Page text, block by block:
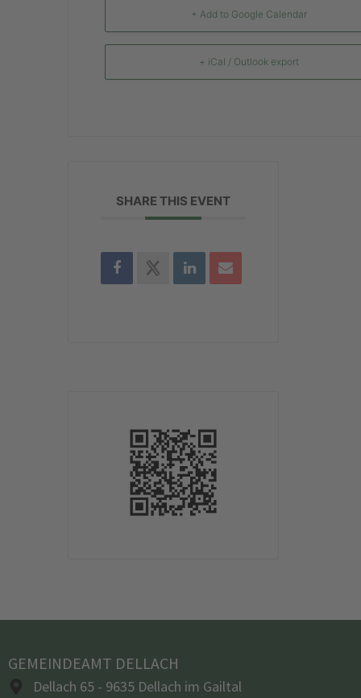
+ Add to Google Calendar
+ iCal / Outlook export
SHARE THIS EVENT
GEMEINDEAMT DELLACH
Dellach 65 - 9635 Dellach im Gailtal